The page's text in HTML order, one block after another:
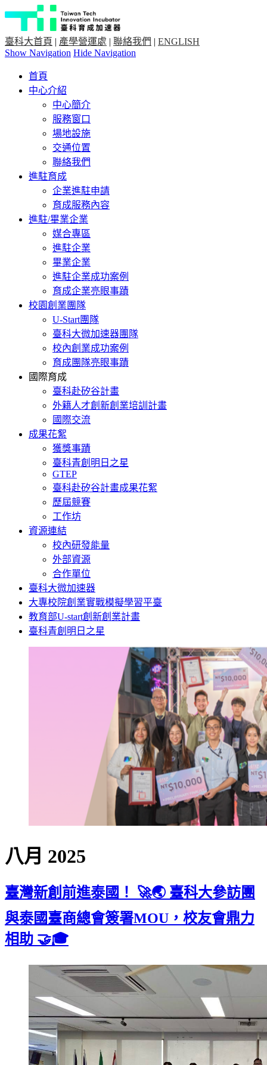
臺科大首頁 | 產學營運處 | 聯絡我們 | ENGLISH
Show Navigation Hide Navigation
首頁
中心介紹
中心簡介
服務窗口
場地設施
交通位置
聯絡我們
進駐育成
企業進駐申請
育成服務內容
進駐/畢業企業
媒合專區
進駐企業
畢業企業
進駐企業成功案例
育成企業亮眼事蹟
校園創業團隊
U-Start團隊
臺科大微加速器團隊
校內創業成功案例
育成團隊亮眼事蹟
國際育成
臺科赴矽谷計畫
外籍人才創新創業培訓計畫
國際交流
成果花絮
獲獎事蹟
臺科青創明日之星
GTEP
臺科赴矽谷計畫成果花絮
歷屆競賽
工作坊
資源連結
校內研發能量
外部資源
合作單位
臺科大微加速器
大專校院創業實戰模擬學習平臺
教育部U-start創新創業計畫
臺科青創明日之星
八月 2025
臺灣新創前進泰國！ 🚀🌏 臺科大參訪團
與泰國臺商總會簽署MOU，校友會鼎力
相助 🤝🎓